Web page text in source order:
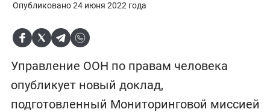
Опубликовано 24 июня 2022 года
Управление ООН по правам человека
опубликует новый доклад,
подготовленный Мониторинговой миссией